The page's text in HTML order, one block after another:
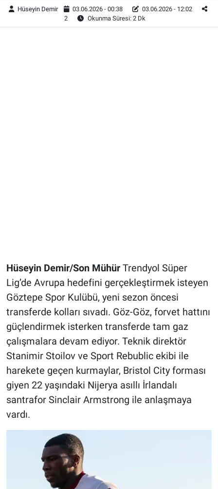
Hüseyin Demir 03.06.2026 - 00:38
03.06.2026 - 12:02
2
Okunma Süresi: 2 Dk
Hüseyin Demir/Son Mühür Trendyol Süper
Lig’de Avrupa hedefini gerçekleştirmek isteyen
Göztepe Spor Kulübü, yeni sezon öncesi
transferde kolları sıvadı. Göz-Göz, forvet hattını
güçlendirmek isterken transferde tam gaz
çalışmalara devam ediyor. Teknik direktör
Stanimir Stoilov ve Sport Rebublic ekibi ile
harekete geçen kurmaylar, Bristol City forması
giyen 22 yaşındaki Nijerya asıllı İrlandalı
santrafor Sinclair Armstrong ile anlaşmaya
vardı.